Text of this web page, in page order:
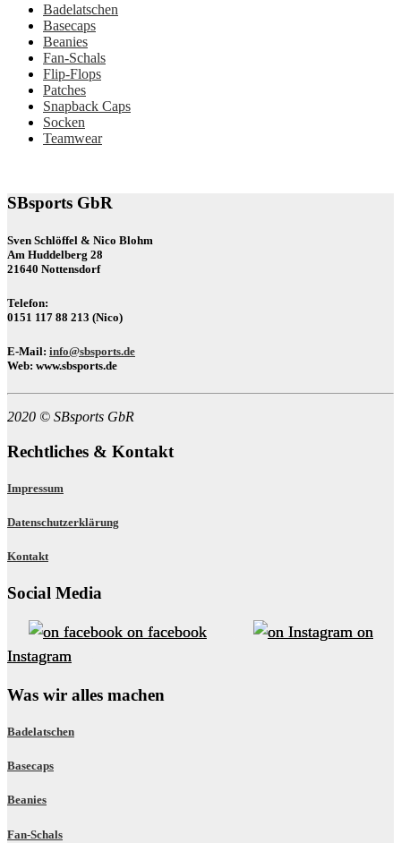
Badelatschen
Basecaps
Beanies
Fan-Schals
Flip-Flops
Patches
Snapback Caps
Socken
Teamwear
SBsports GbR
Sven Schlöffel & Nico Blohm
Am Huddelberg 28
21640 Nottensdorf
Telefon:
0151 117 88 213 (Nico)
E-Mail: info@sbsports.de
Web: www.sbsports.de
2020 © SBsports GbR
Rechtliches & Kontakt
Impressum
Datenschutzerklärung
Kontakt
Social Media
on facebook
on
Instagram
Was wir alles machen
Badelatschen
Basecaps
Beanies
Fan-Schals